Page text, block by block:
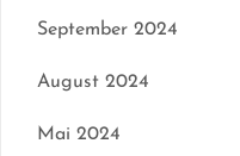
September 2024
August 2024
Mai 2024